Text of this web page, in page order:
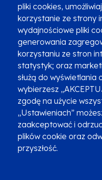
pliki cookies,
korzystanie ze strony
wydajnościowe pliki
generowania
korzystaniu ze stron
statystyk; oraz
służą do wyświetlania
wybierzesz
zgodę na użycie
„Ustawieniach”
zaakceptować i
plików cookie oraz
przyszłość.
Zgłoszenia podejrzenia
Newsletter
Najczęściej zadawane
Zobacz inne programy
Poznaj
Deklaracja dostępności
Przetwarzanie danych